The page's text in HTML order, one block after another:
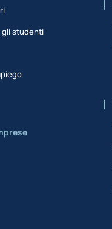
studenti